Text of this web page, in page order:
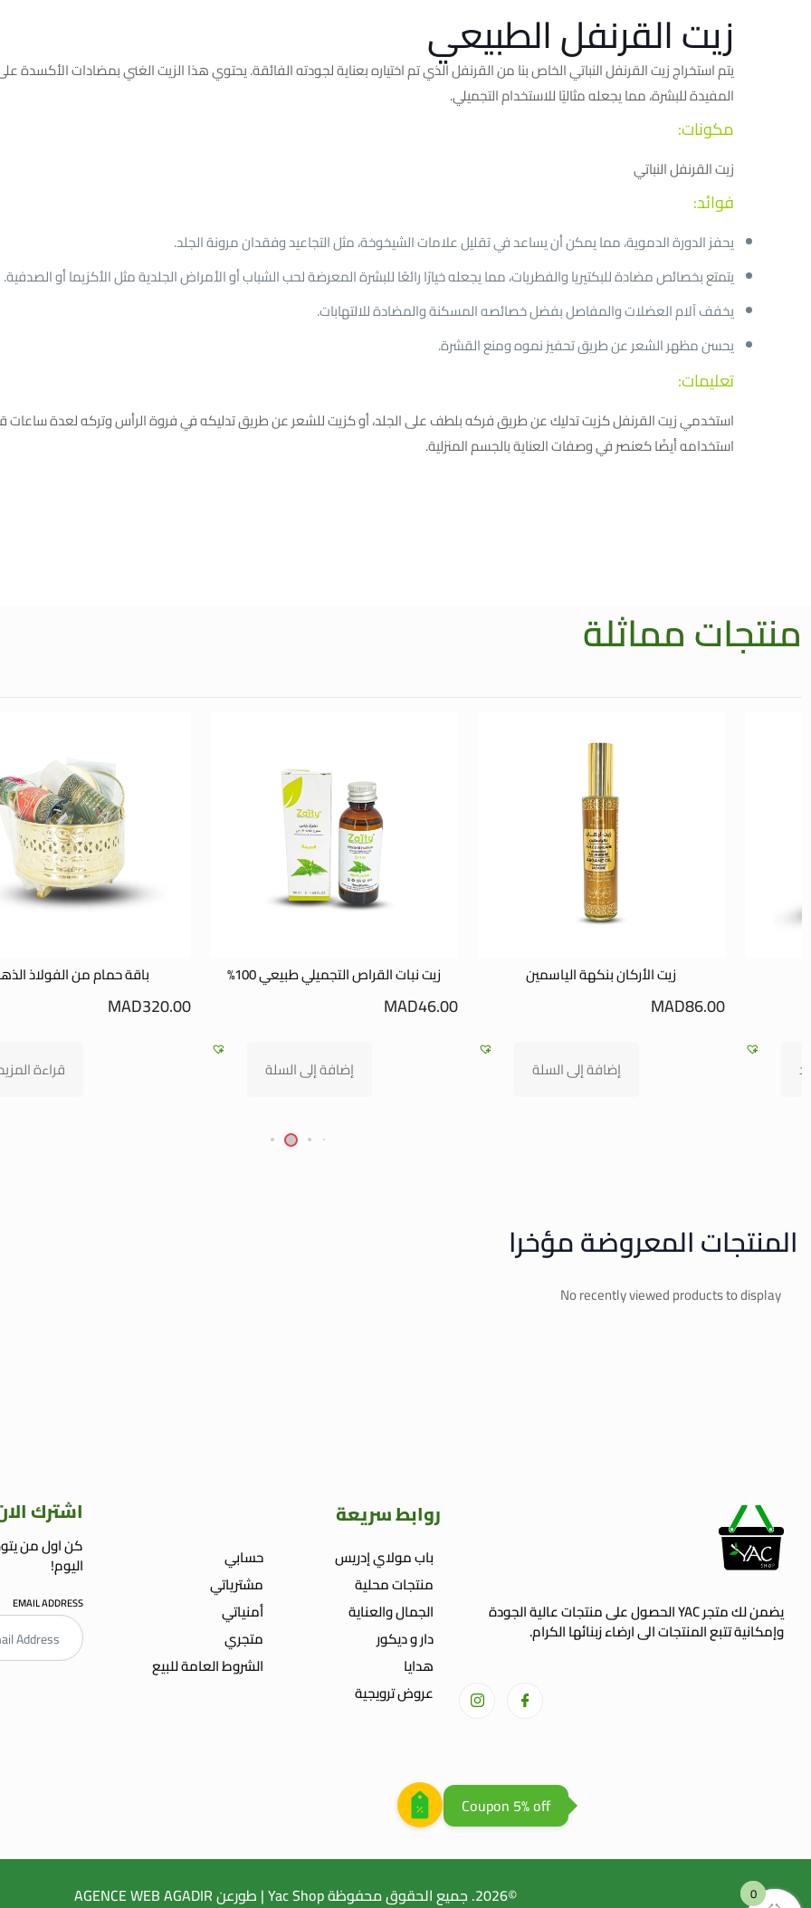
زيت القرنفل الطبيعي
يتم استخراج زيت القرنفل النباتي الخاص بنا من القرنفل الذي تم اختياره بعناية لجودته الفائقة. يحتوي هذا الزيت الغني بمضادات الأكسدة
المفيدة للبشرة، مما يجعله مثاليًا للاستخدام التجميلي.
مكونات:
زيت القرنفل النباتي
فوائد:
يحفز الدورة الدموية، مما يمكن أن يساعد في تقليل علامات الشيخوخة، مثل التجاعيد وفقدان مرونة الجلد.
يتمتع بخصائص مضادة للبكتيريا والفطريات، مما يجعله خيارًا رائعًا للبشرة المعرضة لحب الشباب أو الأمراض الجلدية مثل الأكزيما أو الصدفية.
يخفف آلام العضلات والمفاصل بفضل خصائصه المسكنة والمضادة للالتهابات.
يحسن مظهر الشعر عن طريق تحفيز نموه ومنع القشرة.
تعليمات:
استخدمي زيت القرنفل كزيت تدليك عن طريق فركه بلطف على الجلد، أو كزيت للشعر عن طريق تدليكه في فروة الرأس وتركه لعدة
استخدامه أيضًا كعنصر في وصفات العناية بالجسم المنزلية.
منتجات مماثلة
زيت الأركان بنكهة الياسمين
MAD86.00
إضافة إلى السلة
زيت نبات القراص التجميلي طبيعي 100%
MAD46.00
إضافة إلى السلة
باقة حمام من الفولاذ
MAD320.00
قراءة
المنتجات المعروضة مؤخرا
No recently viewed products to display
يضمن لك متجر YAC الحصول على منتجات عالية الجودة
وإمكانية تتبع المنتجات الى ارضاء زبنائها الكرام.
روابط سريعة
باب مولاي إدريس
منتجات محلية
الجمال والعناية
دار و ديكور
هدايا
عروض ترويجية
حسابي
مشترياتي
أمنياتي
متجري
الشروط العامة للبيع
اشترك
كن اول من
اليوم!
EMAIL ADDRESS
©2026. جميع الحقوق محفوظة Yac Shop | طورعن AGENCE WEB AGADIR
Coupon 5% off
0
0